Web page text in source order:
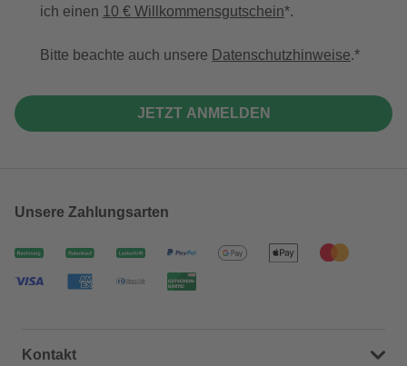
ich einen 10 € Willkommensgutschein*.
Bitte beachte auch unsere Datenschutzhinweise.
JETZT ANMELDEN
Unsere Zahlungsarten
Kontakt